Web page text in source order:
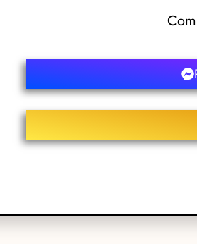
David – Marseille